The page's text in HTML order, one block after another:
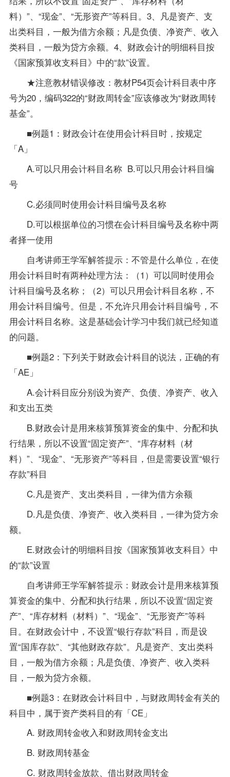
料）”、“现金”、“无形资产”等科目。3、凡是资产、支
出类科目，一般为借方余额；凡是负债、净资产、收入
类科目，一般为贷方余额。4、财政会计的明细科目按
《国家预算收支科目》中的“款”设置。
★注意教材错误修改：教材P54页会计科目表中序
号为20，编码322的“财政周转金”应该修改为“财政周转
基金”。
■例题1：财政会计在使用会计科目时，按规定
「A」
A.可以只用会计科目名称 B.可以只用会计科目编
号
C.必须同时使用会计科目编号及名称
D.可以根据单位的习惯在会计科目编号及名称中两
者择一使用
自考讲师王学军解答提示：不管是什么单位，在使
用会计科目时有两种处理方法：（1）可以同时使用会
计科目编号及名称；（2）可以只用会计科目名称，不
用会计科目编号。但是，不允许只用会计科目编号，不
用会计科目名称。这是基础会计学习中我们就已经知道
的问题。
■例题2：下列关于财政会计科目的说法，正确的有
「AE」
A.会计科目应分别设为资产、负债、净资产、收入
和支出五类
B.财政会计是用来核算预算资金的集中、分配和执
行结果，所以不设置“固定资产”、“库存材料（材
料）”、“现金”、“无形资产”等科目，但是需要设置“银行
存款”科目
C.凡是资产、支出类科目，一律为借方余额
D.凡是负债、净资产、收入类科目，一律为贷方余
额。
E.财政会计的明细科目按《国家预算收支科目》中
的“款”设置
自考讲师王学军解答提示：财政会计是用来核算预
算资金的集中、分配和执行结果，所以不设置“固定资
产”、“库存材料（材料）”、“现金”、“无形资产”等科
目。在财政会计中，不设置“银行存款”科目，而是设
置“国库存款”、“其他财政存款”。凡是资产、支出类科
目，一般为借方余额；凡是负债、净资产、收入类科
目，一般为贷方余额。
■例题3：在财政会计科目中，与财政周转金有关的
科目中，属于资产类科目的有「CE」
A. 财政周转金收入和财政周转金支出
B. 财政周转基金
C. 财政周转金放款、借出财政周转金